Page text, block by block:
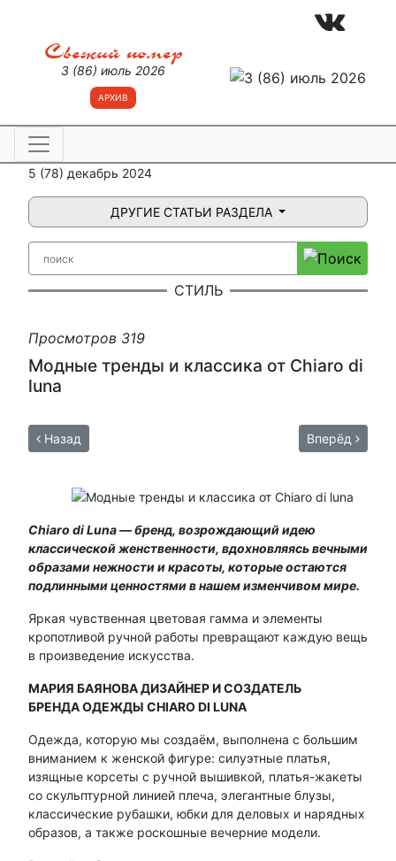
Свежий номер
3 (86) июль 2026
АРХИВ
5 (78) декабрь 2024
ДРУГИЕ СТАТЬИ РАЗДЕЛА
СТИЛЬ
Просмотров 319
Модные тренды и классика от Chiaro di
luna
Назад Вперёд
Chiaro di Luna — бренд, возрождающий идею
классической женственности, вдохновляясь вечными
образами нежности и красоты, которые остаются
подлинными ценностями в нашем изменчивом мире.
Яркая чувственная цветовая гамма и элементы
кропотливой ручной работы превращают каждую вещь
в произведение искусства.
МАРИЯ БАЯНОВА ДИЗАЙНЕР И СОЗДАТЕЛЬ
БРЕНДА ОДЕЖДЫ CHIARO DI LUNA
Одежда, которую мы создаём, выполнена с большим
вниманием к женской фигуре: силуэтные платья,
изящные корсеты с ручной вышивкой, платья-жакеты
со скульптурной линией плеча, элегантные блузы,
классические рубашки, юбки для деловых и нарядных
образов, а также роскошные вечерние модели.